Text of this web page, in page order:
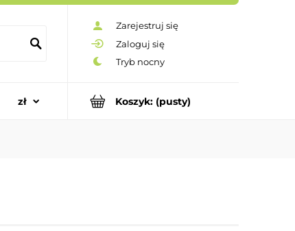
Zarejestruj się
Zaloguj się
Koszyk: (pusty)